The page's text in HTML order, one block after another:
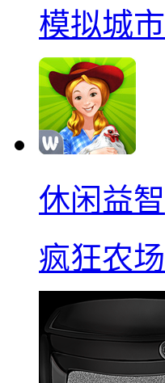
模拟城
休闲益智
疯狂农